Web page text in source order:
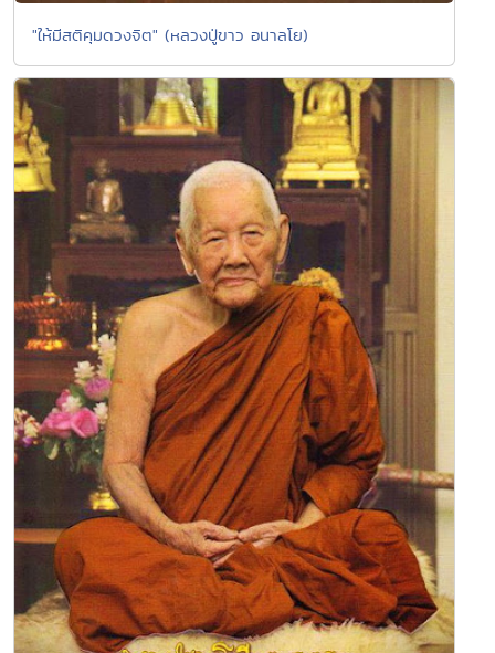
"ให้มีสติคุมดวงจิต" (หลวงปู่ขาว อนาลโย)